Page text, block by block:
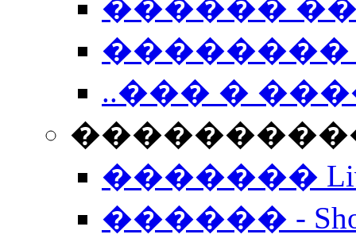
������
��������
..��� �
����������
�������
������ -